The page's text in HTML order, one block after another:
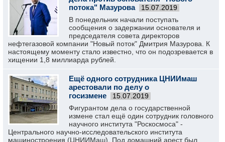
потока" Мазурова
15.07.2019
В понедельник начали поступать
сообщения о задержании основателя и
председателя совета директоров
нефтегазовой компании "Новый поток" Дмитрия Мазурова. К
настоящему моменту стало известно, что он подозревается в
хищении 1,8 миллиарда рублей.
Ещё одного сотрудника ЦНИИмаш
арестовали по делу о
госизмене
15.07.2019
Фигурантом дела о государственной
измене стал ещё один сотрудник головного
научного института "Роскосмоса" -
Центрального научно-исследовательского института
машиностроения (ЦНИИМаш). Под домашний арест был